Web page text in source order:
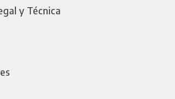
y Técnica